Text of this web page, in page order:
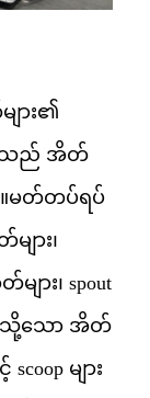
ား၏
ဏီသည် အိတ်
မတ်တပ်ရပ်
ျား၊
ျား၊ spout
ကဲ့သို့သော အိတ်
များ